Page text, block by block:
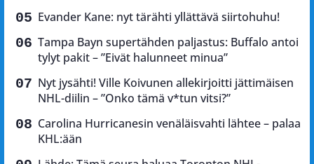
Evander Kane: nyt tärähti yllättävä siirtohuhu!
Tampa Bayn supertähden paljastus: Buffalo antoi
tylyt pakit – ”Eivät halunneet minua”
Nyt jysähti! Ville Koivunen allekirjoitti jättimäisen
NHL-diilin – ”Onko tämä v*tun vitsi?”
Carolina Hurricanesin venäläisvahti lähtee – palaa
KHL:ään